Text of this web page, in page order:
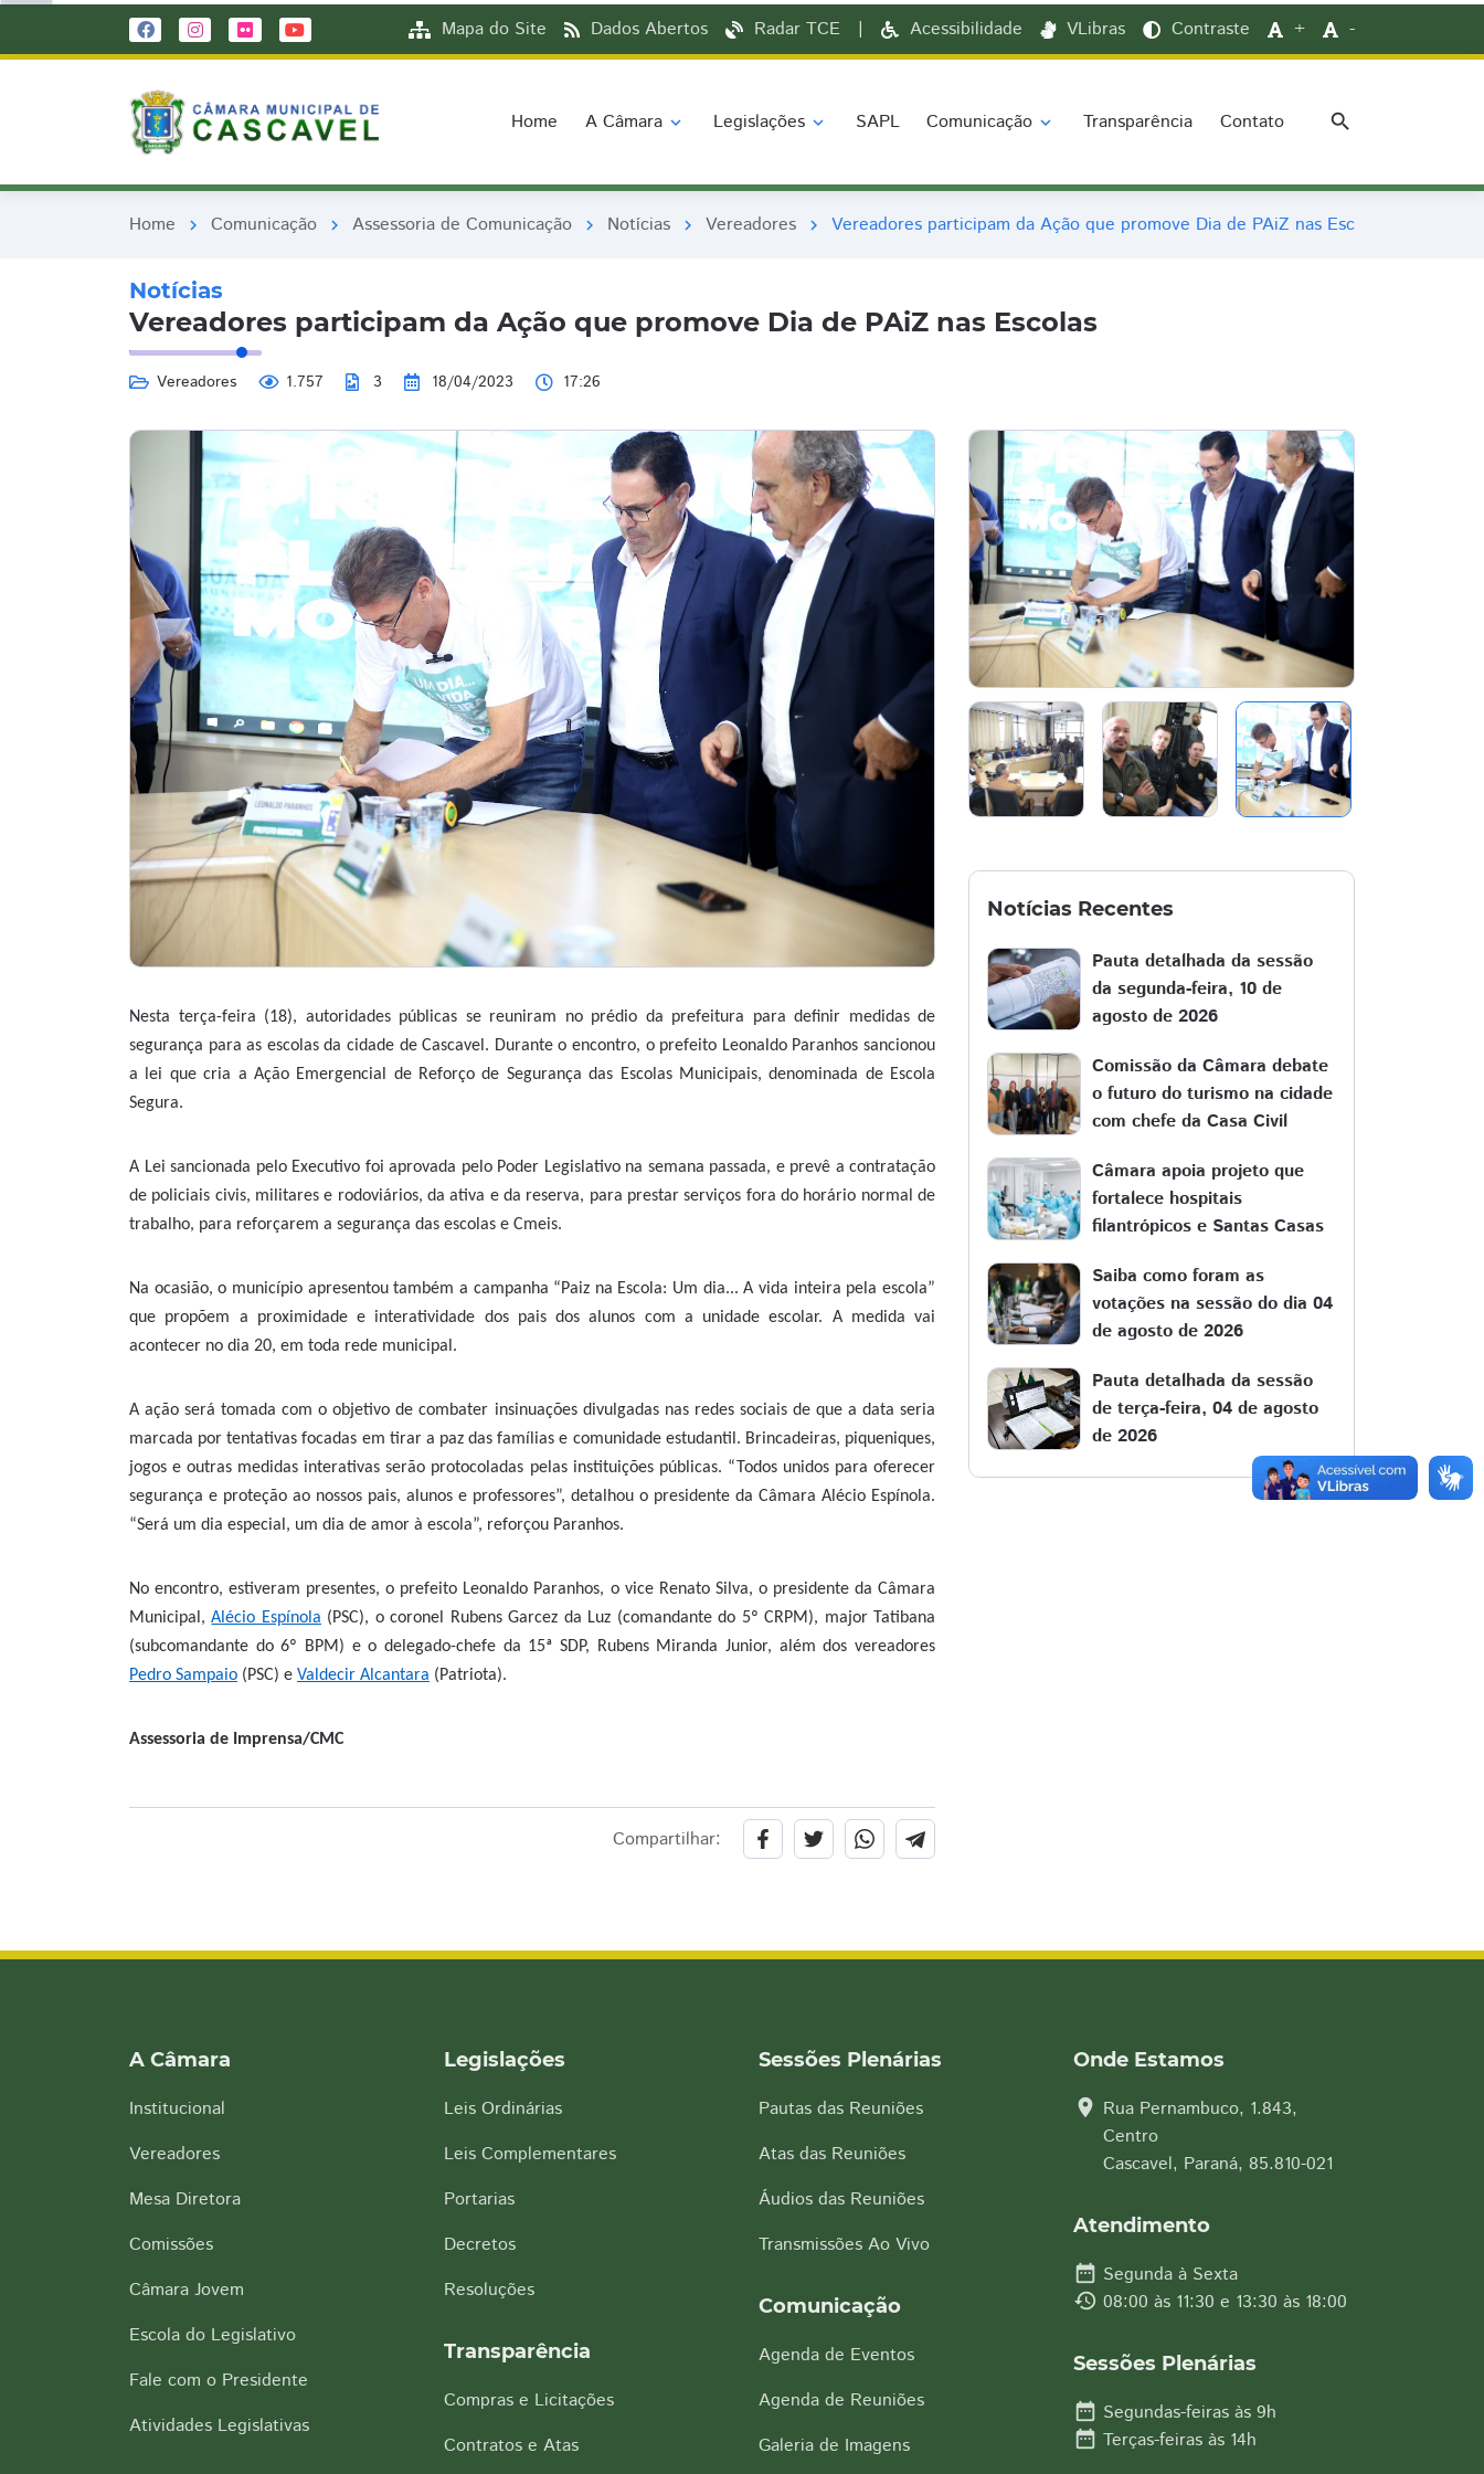
Mapa do Site Dados Abertos Radar TCE | Acessibilidade VLibras Contraste + -
Home A Câmara expand_more Legislações expand_more SAPL Comunicação expand_more Transparência Contato search
Home chevron_right Comunicação chevron_right Assessoria de Comunicação chevron_right Notícias chevron_right Vereadores chevron_right Vereadores participam da Ação que promove Dia de PAiZ nas Escolas
Notícias
Vereadores participam da Ação que promove Dia de PAiZ nas Escolas
Vereadores 1.757 3 18/04/2023 17:26
Nesta terça-feira (18), autoridades públicas se reuniram no prédio da prefeitura para definir medidas de
segurança para as escolas da cidade de Cascavel. Durante o encontro, o prefeito Leonaldo Paranhos sancionou
a lei que cria a Ação Emergencial de Reforço de Segurança das Escolas Municipais, denominada de Escola
Segura.
A Lei sancionada pelo Executivo foi aprovada pelo Poder Legislativo na semana passada, e prevê a contratação
de policiais civis, militares e rodoviários, da ativa e da reserva, para prestar serviços fora do horário normal de
trabalho, para reforçarem a segurança das escolas e Cmeis.
Na ocasião, o município apresentou também a campanha “Paiz na Escola: Um dia... A vida inteira pela escola”
que propõem a proximidade e interatividade dos pais dos alunos com a unidade escolar. A medida vai
acontecer no dia 20, em toda rede municipal.
A ação será tomada com o objetivo de combater insinuações divulgadas nas redes sociais de que a data seria
marcada por tentativas focadas em tirar a paz das famílias e comunidade estudantil. Brincadeiras, piqueniques,
jogos e outras medidas interativas serão protocoladas pelas instituições públicas. “Todos unidos para oferecer
segurança e proteção ao nossos pais, alunos e professores”, detalhou o presidente da Câmara Alécio Espínola.
“Será um dia especial, um dia de amor à escola”, reforçou Paranhos.
No encontro, estiveram presentes, o prefeito Leonaldo Paranhos, o vice Renato Silva, o presidente da Câmara
Municipal,Alécio Espínola (PSC), o coronel Rubens Garcez da Luz (comandante do 5º CRPM), major Tatibana
(subcomandante do 6º BPM) e o delegado-chefe da 15ª SDP, Rubens Miranda Junior, além dos vereadores
Pedro Sampaio (PSC) e Valdecir Alcantara (Patriota).
Assessoria de Imprensa/CMC
Compartilhar:
Notícias Recentes
Pauta detalhada da sessão
da segunda-feira, 10 de
agosto de 2026
Comissão da Câmara debate
o futuro do turismo na cidade
com chefe da Casa Civil
Câmara apoia projeto que
fortalece hospitais
filantrópicos e Santas Casas
Saiba como foram as
votações na sessão do dia 04
de agosto de 2026
Pauta detalhada da sessão
de terça-feira, 04 de agosto
de 2026
A Câmara
Institucional
Vereadores
Mesa Diretora
Comissões
Câmara Jovem
Escola do Legislativo
Fale com o Presidente
Atividades Legislativas
Legislações
Leis Ordinárias
Leis Complementares
Portarias
Decretos
Resoluções
Transparência
Compras e Licitações
Contratos e Atas
Sessões Plenárias
Pautas das Reuniões
Atas das Reuniões
Áudios das Reuniões
Transmissões Ao Vivo
Comunicação
Agenda de Eventos
Agenda de Reuniões
Galeria de Imagens
Onde Estamos
location_on Rua Pernambuco, 1.843,
Centro
Cascavel, Paraná, 85.810-021
Atendimento
date_range Segunda à Sexta
history 08:00 às 11:30 e 13:30 às 18:00
Sessões Plenárias
date_range Segundas-feiras às 9h
date_range Terças-feiras às 14h